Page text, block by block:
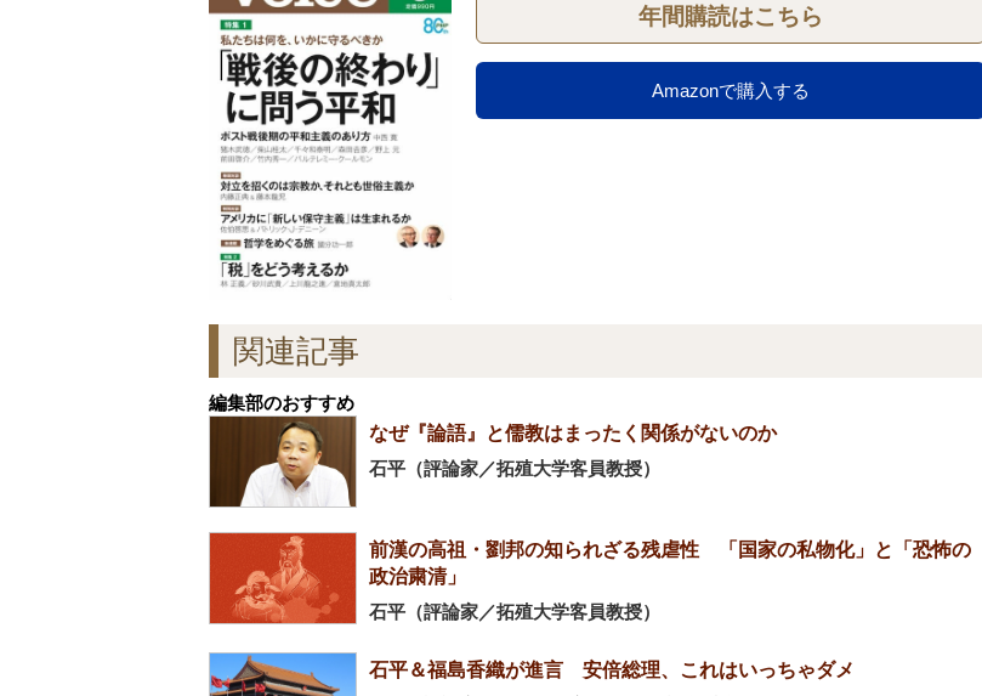
年間購読はこちら
Amazonで購入する
関連記事
編集部のおすすめ
なぜ『論語』と儒教はまったく関係がないのか
石平（評論家／拓殖大学客員教授）
前漢の高祖・劉邦の知られざる残虐性 「国家の私物化」と「恐怖の
政治粛清」
石平（評論家／拓殖大学客員教授）
石平＆福島香織が進言 安倍総理、これはいっちゃダメ